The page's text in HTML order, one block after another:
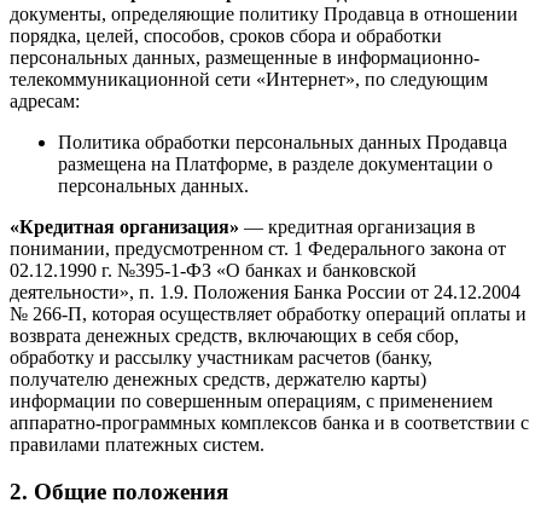
документы, определяющие политику Продавца в отношении
порядка, целей, способов, сроков сбора и обработки
персональных данных, размещенные в информационно-
телекоммуникационной сети «Интернет», по следующим
адресам:
Политика обработки персональных данных Продавца
размещена на Платформе, в разделе документации о
персональных данных.
«Кредитная организация» — кредитная организация в
понимании, предусмотренном ст. 1 Федерального закона от
02.12.1990 г. №395-1-ФЗ «О банках и банковской
деятельности», п. 1.9. Положения Банка России от 24.12.2004
№ 266-П, которая осуществляет обработку операций оплаты и
возврата денежных средств, включающих в себя сбор,
обработку и рассылку участникам расчетов (банку,
получателю денежных средств, держателю карты)
информации по совершенным операциям, с применением
аппаратно-программных комплексов банка и в соответствии с
правилами платежных систем.
2. Общие положения